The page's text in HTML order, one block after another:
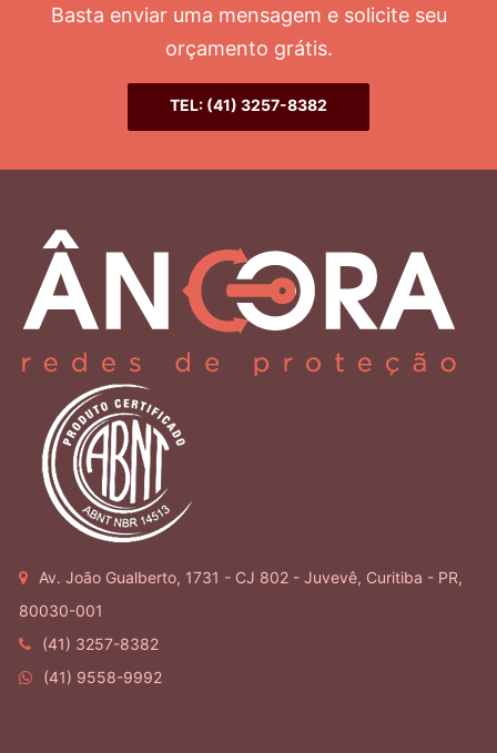
Basta enviar uma mensagem e solicite seu
orçamento grátis.
TEL: (41) 3257-8382
Av. João Gualberto, 1731 - CJ 802 - Juvevê, Curitiba - PR,
80030-001
(41) 3257-8382
(41) 9558-9992